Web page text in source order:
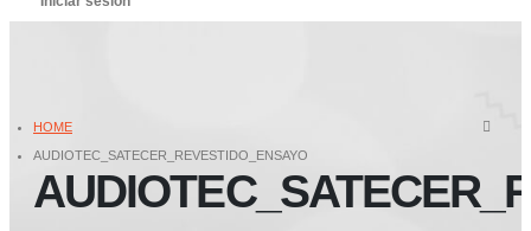
HOME
AUDIOTEC_SATECER_REVESTIDO_ENSAYO